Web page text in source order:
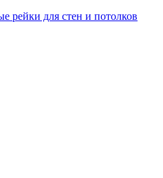
рейки для стен и потолков